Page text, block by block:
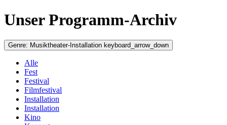
Unser Programm-Archiv
Genre: Musiktheater-Installation keyboard_arrow_down
Alle
Fest
Festival
Filmfestival
Installation
Installation
Kino